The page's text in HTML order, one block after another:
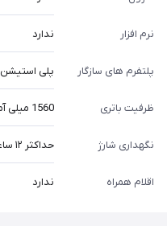
نرم افزار ندارد
پلتفرم های سازگار پلی استیشن 5 - ویندوز ۱۰ به بالا - گوشی‌های هوشمند
ظرفیت باتری 1560 میلی آمپر
نگهداری شارژ حداکثر ۱۲ ساعت با شارژ کامل
اقلام همراه ندارد